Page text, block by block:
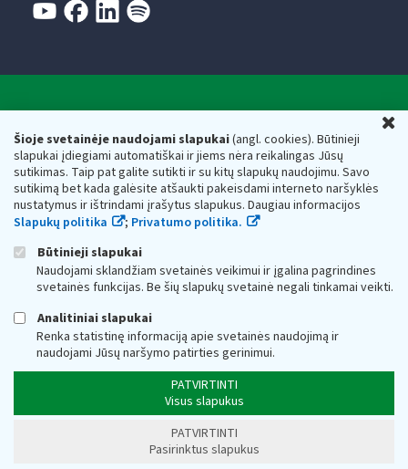
Šioje svetainėje naudojami slapukai(angl. cookies). Būtinieji
slapukai įdiegiami automatiškai ir jiems nėra reikalingas Jūsų
sutikimas. Taip pat galite sutikti ir su kitų slapukų naudojimu. Savo
sutikimą bet kada galėsite atšaukti pakeisdami interneto naršyklės
nustatymus ir ištrindami įrašytus slapukus. Daugiau informacijos
Slapukų politika
; Privatumo politika.
Būtinieji slapukai
Naudojami sklandžiam svetainės veikimui ir įgalina pagrindines
svetainės funkcijas. Be šių slapukų svetainė negali tinkamai veikti.
Analitiniai slapukai
Renka statistinę informaciją apie svetainės naudojimą ir
naudojami Jūsų naršymo patirties gerinimui.
PATVIRTINTI
Visus slapukus
PATVIRTINTI
Pasirinktus slapukus
Respublikos finansų ministerijos
Biudžetinė įstaiga. Juridinio asmens kodas — 188659752,
adresas: Vasario 16-osios g. 14, 01107 Vilnius, Lietuva, el.paštas:
vmi@vmi.lt, E. pristatymo dėžutės adresas 188659752
Duomenys apie Valstybinę mokesčių inspekciją prie Lietuvos
Respublikos finansų ministerijos kaupiami ir saugomi Juridinių